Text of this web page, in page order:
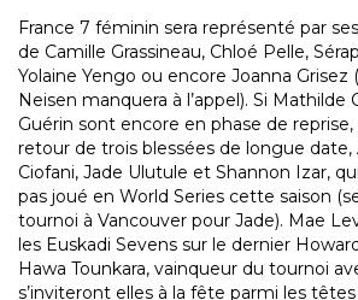
France 7 féminin sera représenté par
de Camille Grassineau, Chloé Pelle,
Yolaine Yengo ou encore Joanna Grisez
Neisen manquera à l’appel). Si Mathilde
Guérin sont encore en phase de reprise,
retour de trois blessées de longue date,
Ciofani, Jade Ulutule et Shannon Izar,
pas joué en World Series cette saison
tournoi à Vancouver pour Jade). Mae
les Euskadi Sevens sur le dernier
Hawa Tounkara, vainqueur du tournoi
s’inviteront elles à la fête parmi les têtes